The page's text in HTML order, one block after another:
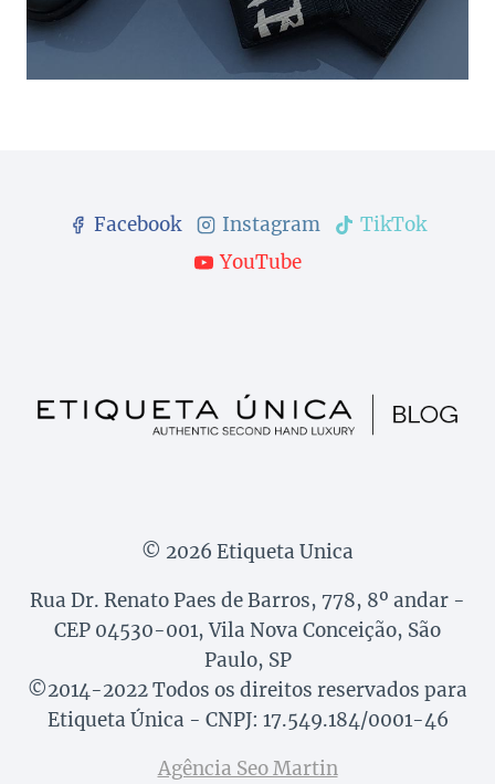
Facebook Instagram
TikTok
YouTube
© 2026 Etiqueta Unica
Rua Dr. Renato Paes de Barros, 778, 8º andar -
CEP 04530-001, Vila Nova Conceição, São
Paulo, SP
©2014-2022 Todos os direitos reservados para
Etiqueta Única - CNPJ: 17.549.184/0001-46
Agência Seo Martin